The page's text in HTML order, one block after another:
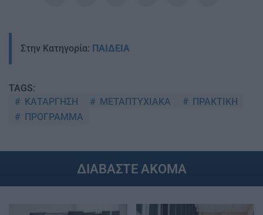
Στην Κατηγορία: ΠΑΙΔΕΙΑ
TAGS:
ΚΑΤΑΡΓΗΣΗ
ΜΕΤΑΠΤΥΧΙΑΚΑ
ΠΡΑΚΤΙΚΗ
ΠΡΟΓΡΑΜΜΑ
ΔΙΑΒΑΣΤΕ ΑΚΟΜΑ